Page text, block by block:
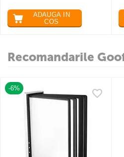
ADAUGA IN
COS
Recomandarile
-6%